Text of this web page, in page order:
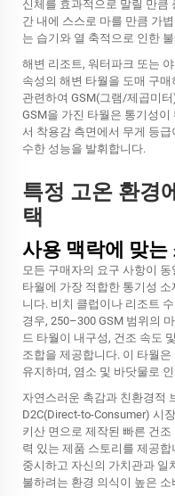
신체를 효과적으로 말릴 만큼
간 내에 스스로 마를 만큼 가
는 습기와 열 축적으로 인한
해변 리조트, 워터파크 또는
속성의 해변 타월을 도매 구
관련하여 GSM(그램/제곱미
GSM을 가진 타월은 통기성
서 착용감 측면에서 무게 등
수한 성능을 발휘합니다.
특정 고온 환경
택
사용 맥락에 맞는
모든 구매자의 요구 사항이
타월에 가장 적합한 통기성
니다. 비치 클럽이나 리조트
경우, 250–300 GSM 범위의
드 타월이 내구성, 건조 속도
조합을 제공합니다. 이 타월
유지하며, 염소 및 바닷물로
자연스러운 촉감과 친환경적
D2C(Direct-to-Consumer) 시
키산 면으로 제작된 빠른 건
력 있는 제품 스토리를 제공
중시하고 자신의 가치관과 일
불하려는 환경 의식이 높은